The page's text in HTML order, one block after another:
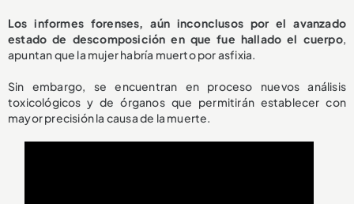
Los informes forenses, aún inconclusos por el avanzado
estado de descomposición en que fue hallado el cuerpo,
apuntan que la mujer habría muerto por asfixia.
Sin embargo, se encuentran en proceso nuevos análisis
toxicológicos y de órganos que permitirán establecer con
mayor precisión la causa de la muerte.